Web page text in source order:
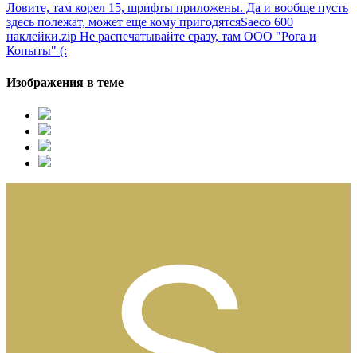
Ловите, там корел 15, шрифты приложены. Да и вообще пусть
здесь полежат, может еще кому пригодятсяSaeco 600
наклейки.zip Не распечатывайте сразу, там ООО "Рога и
Копыты" (:
Изображения в теме